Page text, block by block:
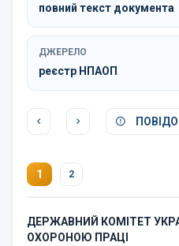
повний текст документа
ДЖЕРЕЛО
реєстр НПАОП
1 2
ДЕРЖАВНИЙ КОМІТЕТ
ОХОРОНОЮ ПРАЦІ